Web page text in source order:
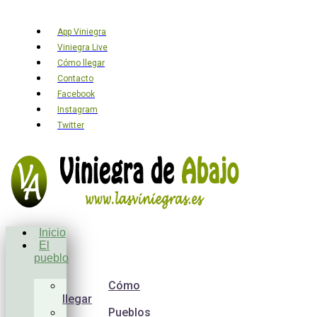
App Viniegra
Viniegra Live
Cómo llegar
Contacto
Facebook
Instagram
Twitter
Inicio
El
pueblo
Cómo
llegar
Pueblos